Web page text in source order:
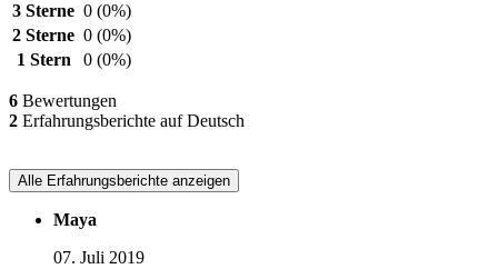
3 Sterne 0 (0%)
2 Sterne 0 (0%)
1 Stern
0 (0%)
6 Bewertungen
2 Erfahrungsberichte auf Deutsch
Alle Erfahrungsberichte anzeigen
Maya
07. Juli 2019